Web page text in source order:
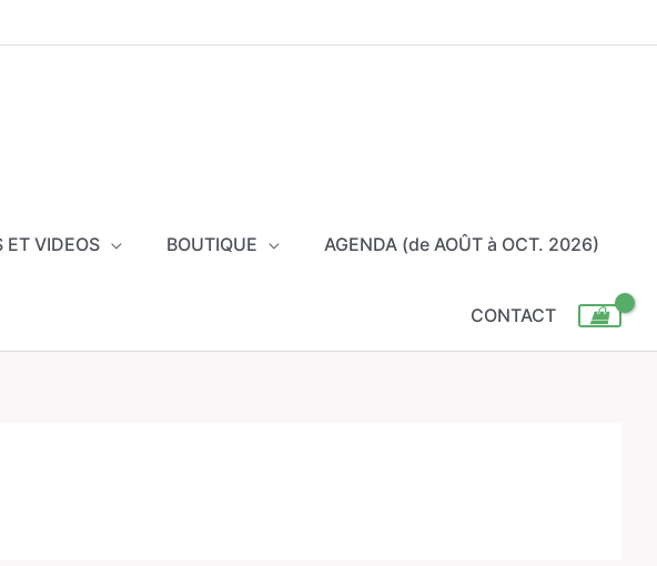
ET VIDEOS BOUTIQUE AGENDA (de AOÛT à OCT. 2026)
CONTACT